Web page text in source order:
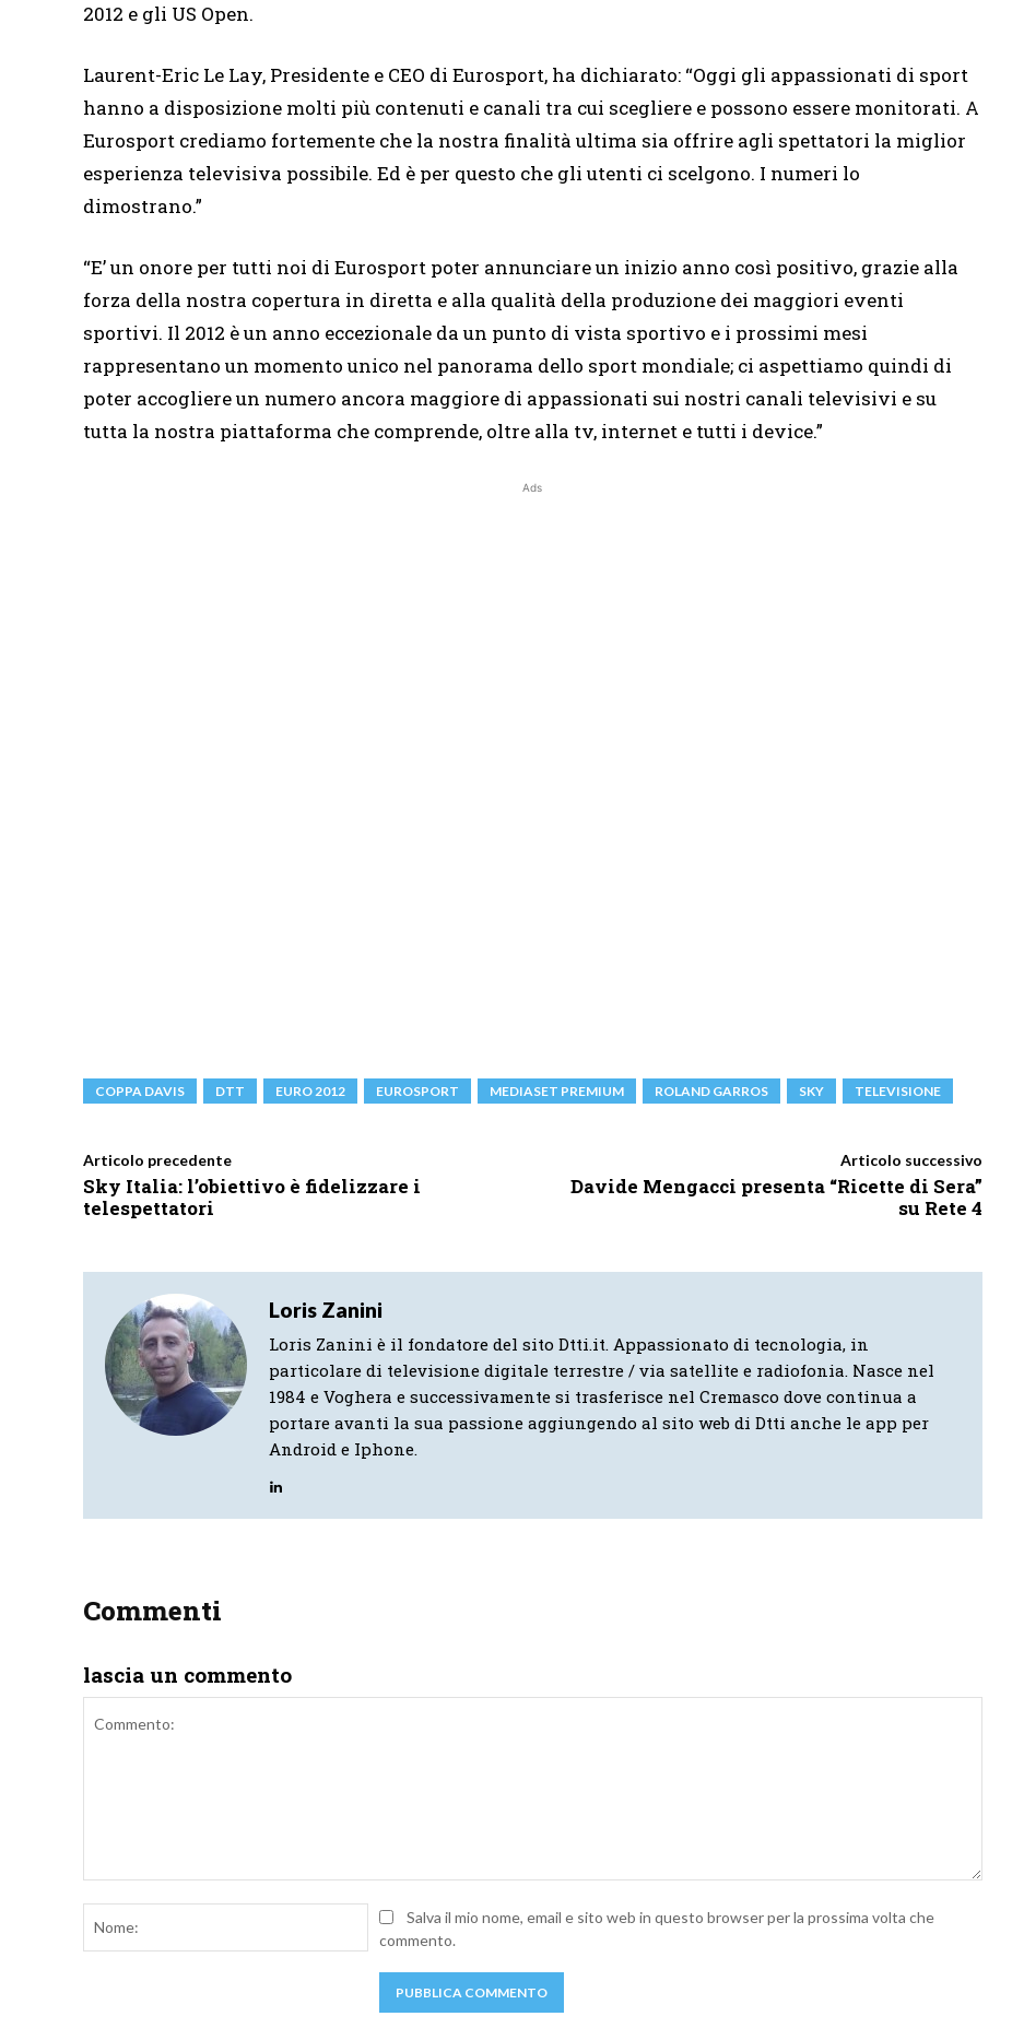
2012 e gli US Open.
Laurent-Eric Le Lay, Presidente e CEO di Eurosport, ha dichiarato: “Oggi gli appassionati di sport
hanno a disposizione molti più contenuti e canali tra cui scegliere e possono essere monitorati. A
Eurosport crediamo fortemente che la nostra finalità ultima sia offrire agli spettatori la miglior
esperienza televisiva possibile. Ed è per questo che gli utenti ci scelgono. I numeri lo
dimostrano.”
“E’ un onore per tutti noi di Eurosport poter annunciare un inizio anno così positivo, grazie alla
forza della nostra copertura in diretta e alla qualità della produzione dei maggiori eventi
sportivi. Il 2012 è un anno eccezionale da un punto di vista sportivo e i prossimi mesi
rappresentano un momento unico nel panorama dello sport mondiale; ci aspettiamo quindi di
poter accogliere un numero ancora maggiore di appassionati sui nostri canali televisivi e su
tutta la nostra piattaforma che comprende, oltre alla tv, internet e tutti i device.”
Ads
COPPA DAVIS DTT EURO 2012 EUROSPORT MEDIASET PREMIUM ROLAND GARROS SKY TELEVISIONE
Articolo precedente
Sky Italia: l’obiettivo è fidelizzare i
telespettatori
Articolo successivo
Davide Mengacci presenta “Ricette di Sera”
su Rete 4
Loris Zanini
Loris Zanini è il fondatore del sito Dtti.it. Appassionato di tecnologia, in
particolare di televisione digitale terrestre / via satellite e radiofonia. Nasce nel
1984 e Voghera e successivamente si trasferisce nel Cremasco dove continua a
portare avanti la sua passione aggiungendo al sito web di Dtti anche le app per
Android e Iphone.
Commenti
lascia un commento
Nome:Salva il mio nome, email e sito web in questo browser per la prossima volta che
commento.